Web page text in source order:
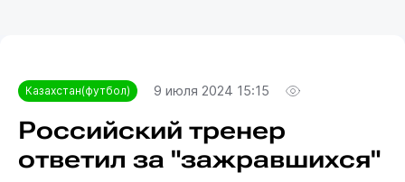
Казахстан(футбол) 9 июля 2024 15:15
Российский тренер
ответил за "зажравшихся"